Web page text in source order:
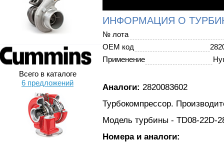
Всего в каталоге
6 предложений
ИНФОРМАЦИЯ О
№ лота
OEM код
Применение
Аналоги: 2820083602
Турбокомпрессор.
Модель турбины - TD08-22D-
Номера и аналоги: